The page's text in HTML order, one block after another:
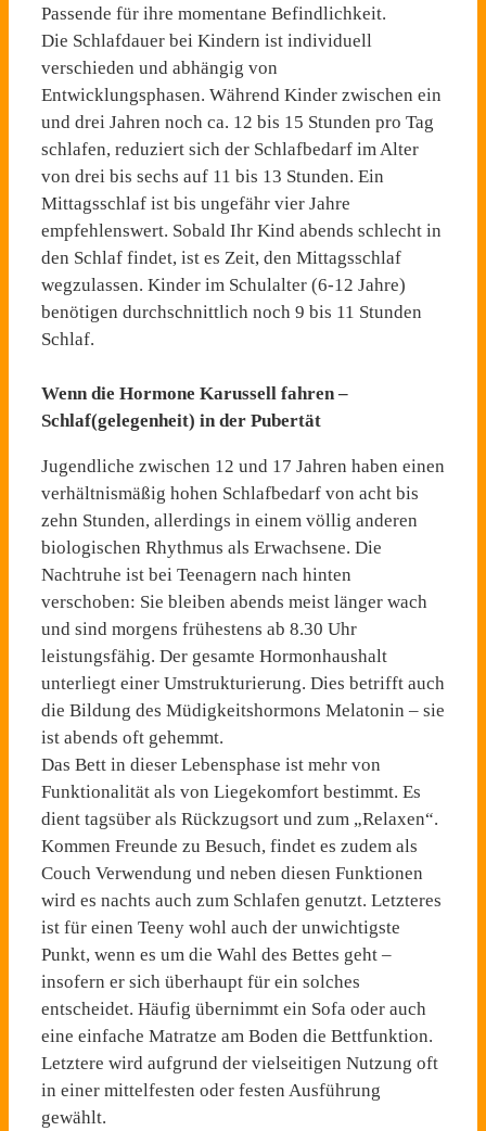
Passende für ihre momentane Befindlichkeit.
Die Schlafdauer bei Kindern ist individuell
verschieden und abhängig von
Entwicklungsphasen. Während Kinder zwischen ein
und drei Jahren noch ca. 12 bis 15 Stunden pro Tag
schlafen, reduziert sich der Schlafbedarf im Alter
von drei bis sechs auf 11 bis 13 Stunden. Ein
Mittagsschlaf ist bis ungefähr vier Jahre
empfehlenswert. Sobald Ihr Kind abends schlecht in
den Schlaf findet, ist es Zeit, den Mittagsschlaf
wegzulassen. Kinder im Schulalter (6-12 Jahre)
benötigen durchschnittlich noch 9 bis 11 Stunden
Schlaf.
Wenn die Hormone Karussell fahren –
Schlaf(gelegenheit) in der Pubertät
Jugendliche zwischen 12 und 17 Jahren haben einen
verhältnismäßig hohen Schlafbedarf von acht bis
zehn Stunden, allerdings in einem völlig anderen
biologischen Rhythmus als Erwachsene. Die
Nachtruhe ist bei Teenagern nach hinten
verschoben: Sie bleiben abends meist länger wach
und sind morgens frühestens ab 8.30 Uhr
leistungsfähig. Der gesamte Hormonhaushalt
unterliegt einer Umstrukturierung. Dies betrifft auch
die Bildung des Müdigkeitshormons Melatonin – sie
ist abends oft gehemmt.
Das Bett in dieser Lebensphase ist mehr von
Funktionalität als von Liegekomfort bestimmt. Es
dient tagsüber als Rückzugsort und zum „Relaxen“.
Kommen Freunde zu Besuch, findet es zudem als
Couch Verwendung und neben diesen Funktionen
wird es nachts auch zum Schlafen genutzt. Letzteres
ist für einen Teeny wohl auch der unwichtigste
Punkt, wenn es um die Wahl des Bettes geht –
insofern er sich überhaupt für ein solches
entscheidet. Häufig übernimmt ein Sofa oder auch
eine einfache Matratze am Boden die Bettfunktion.
Letztere wird aufgrund der vielseitigen Nutzung oft
in einer mittelfesten oder festen Ausführung
gewählt.